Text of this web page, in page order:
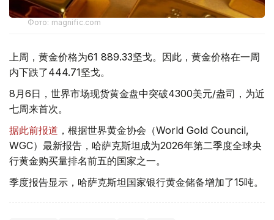
Фото: magnific.com
上周，黄金价格为61 889.33坚戈。因此，黄金价格在一周
内下跌了444.71坚戈。
8月6日，世界市场现货黄金盘中突破4300美元/盎司，为近
七周来首次。
据此前报道 ，根据世界黄金协会（World Gold Council,
WGC）最新报告，哈萨克斯坦成为2026年第二季度全球央
行黄金购买量排名前五的国家之一。
季度报告显示，哈萨克斯坦国家银行黄金储备增加了15吨。